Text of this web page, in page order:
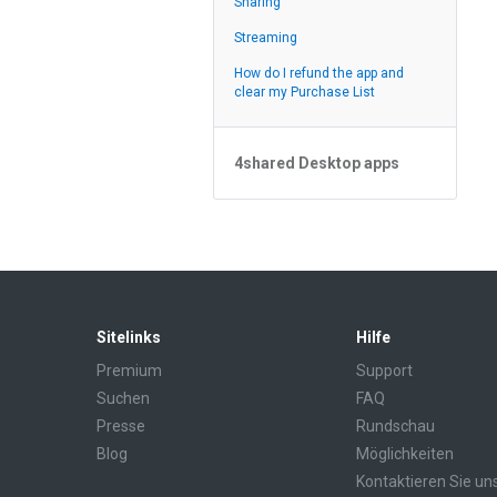
Streaming
Streaming
How do I refund the app and
clear my Purchase List
4shared Desktop apps
4shared Desktop app for
Sitelinks
Premium
Suchen
Presse
Blog
Hilfe
Support
FAQ
Rundschau
Möglichkeiten
Kontaktieren Sie